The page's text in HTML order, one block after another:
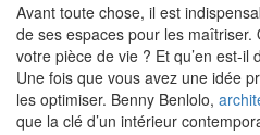
Avant toute chose, il est
de ses espaces pour les maîtriser.
votre pièce de vie ? Et qu’en est-il
Une fois que vous avez une idée
les optimiser. Benny Benlolo,
que la clé d’un intérieur